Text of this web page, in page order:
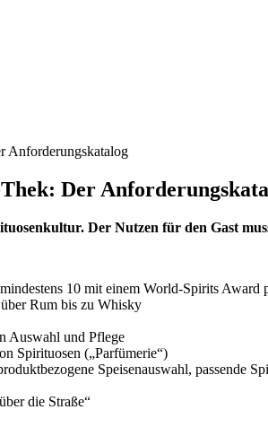
Anforderungskatalog
Der
Der Nutzen für den Gast
10 mit einem World-Spirits Award
Rum bis zu Whisky
Auswahl und Pflege
Spirituosen („Parfümerie“)
Speisenauswahl, passende
die Straße“